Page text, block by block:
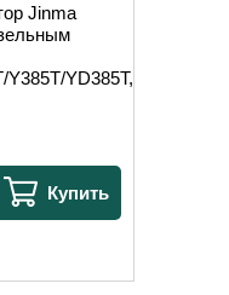
Jinma
Y385T/YD385T,
Купить